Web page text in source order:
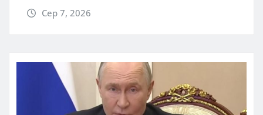
Сер 7, 2026